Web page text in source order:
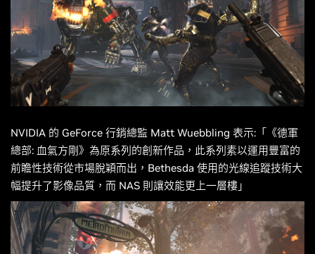
NVIDIA 的 GeForce 行銷總監 Matt Wuebbling 表示:「《德軍
總部: 血氣方剛》為原系列的創新作品，此系列素以運用豐富的
前瞻性技術從市場脫穎而出，Bethesda 使用的光線追蹤技術大
幅提升了影像品質，而 NAS 則讓效能更上一層樓」